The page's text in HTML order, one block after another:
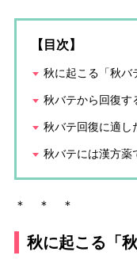
【目次】
秋に起こる「秋バ
秋バテから回復す
秋バテ回復に適し
秋バテには漢方薬
＊ ＊ ＊
秋に起こる「